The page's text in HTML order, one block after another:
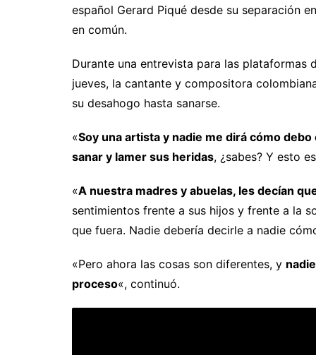
español Gerard Piqué desde su separación
en común.
Durante una entrevista para las plataformas
jueves, la cantante y compositora
su desahogo hasta sanarse.
«Soy una artista y nadie me dirá cómo debo
sanar y lamer sus heridas, ¿sabes? Y esto
«A nuestra madres y abuelas, les decían
sentimientos frente a sus hijos y frente a la
que fuera. Nadie debería decirle a nadie
«Pero ahora las cosas son diferentes, y
proceso«, continuó.